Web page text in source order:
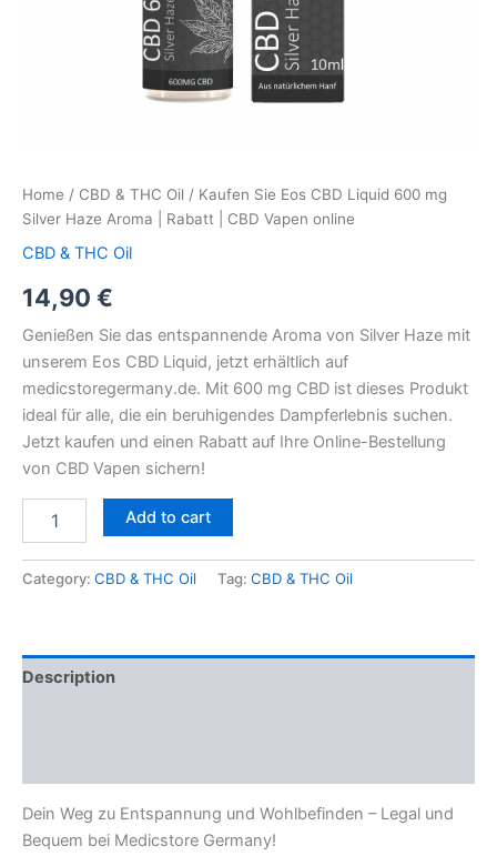
Home / CBD & THC Oil / Kaufen Sie Eos CBD Liquid 600 mg
Silver Haze Aroma | Rabatt | CBD Vapen online
CBD & THC Oil
14,90 €
Genießen Sie das entspannende Aroma von Silver Haze mit
unserem Eos CBD Liquid, jetzt erhältlich auf
medicstoregermany.de. Mit 600 mg CBD ist dieses Produkt
ideal für alle, die ein beruhigendes Dampferlebnis suchen.
Jetzt kaufen und einen Rabatt auf Ihre Online-Bestellung
von CBD Vapen sichern!
Add to cart
Category: CBD & THC Oil Tag: CBD & THC Oil
Description
Dein Weg zu Entspannung und Wohlbefinden – Legal und
Bequem bei Medicstore Germany!